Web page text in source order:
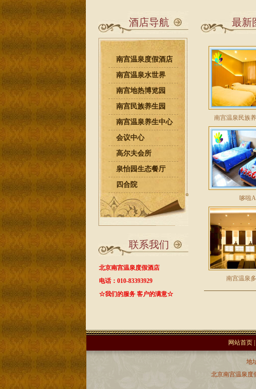
酒店导航
南宫温泉度假酒店
南宫温泉水世界
南宫地热博览园
南宫民族养生园
南宫温泉养生中心
会议中心
高尔夫会所
泉怡园生态餐厅
四合院
联系我们
北京南宫温泉度假酒店
电话：010-83393929
☆我们的服务 客户的满意☆
最新
南宫温泉民族
哆啦
南宫温泉
网站首页
地
北京南宫温泉度